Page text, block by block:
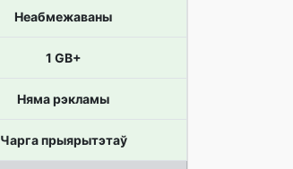
Неабмежаваны
1 GB+
Няма рэкламы
Чарга прыярытэтаў